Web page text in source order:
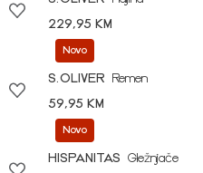
229,95 KM
Novo
S.OLIVER
Remen
59,95 KM
Novo
HISPANITAS
Gležnjače